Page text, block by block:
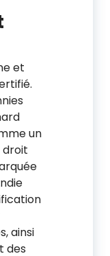
et
un
droit
ainsi
des